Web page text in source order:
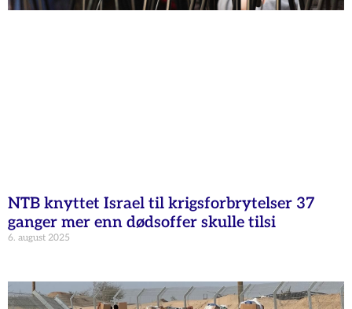
NTB knyttet Israel til krigsforbrytelser 37
ganger mer enn dødsoffer skulle tilsi
6. august 2025